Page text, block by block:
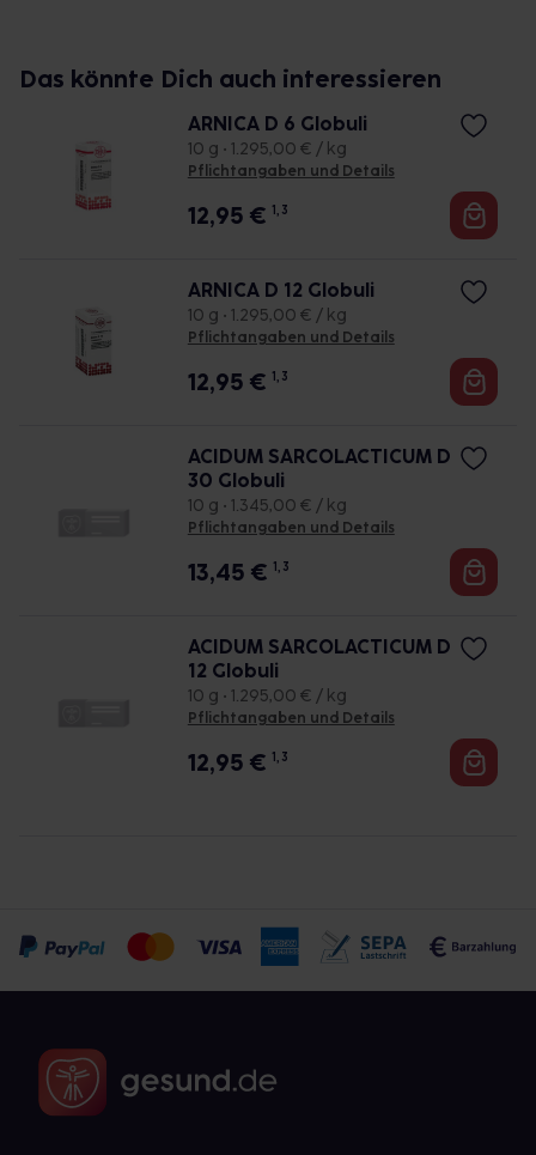
Das könnte Dich auch interessieren
ARNICA D 6 Globuli
10 g • 1.295,00 € / kg
Pflichtangaben und Details
12,95 € 1, 3
ARNICA D 12 Globuli
10 g • 1.295,00 € / kg
Pflichtangaben und Details
12,95 € 1, 3
ACIDUM SARCOLACTICUM D
30 Globuli
10 g • 1.345,00 € / kg
Pflichtangaben und Details
13,45 € 1, 3
ACIDUM SARCOLACTICUM D
12 Globuli
10 g • 1.295,00 € / kg
Pflichtangaben und Details
12,95 € 1, 3